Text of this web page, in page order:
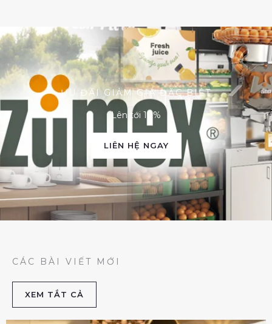
ƯU ĐÃI GIẢM GIÁ ĐẶC BIỆT
Lên tới 10%
LIÊN HỆ NGAY
CÁC BÀI VIẾT MỚI
XEM TẮT CẢ